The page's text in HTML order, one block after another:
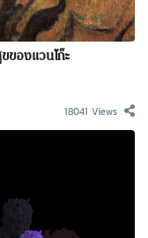
ของแวนโก๊ะ
18041 Views